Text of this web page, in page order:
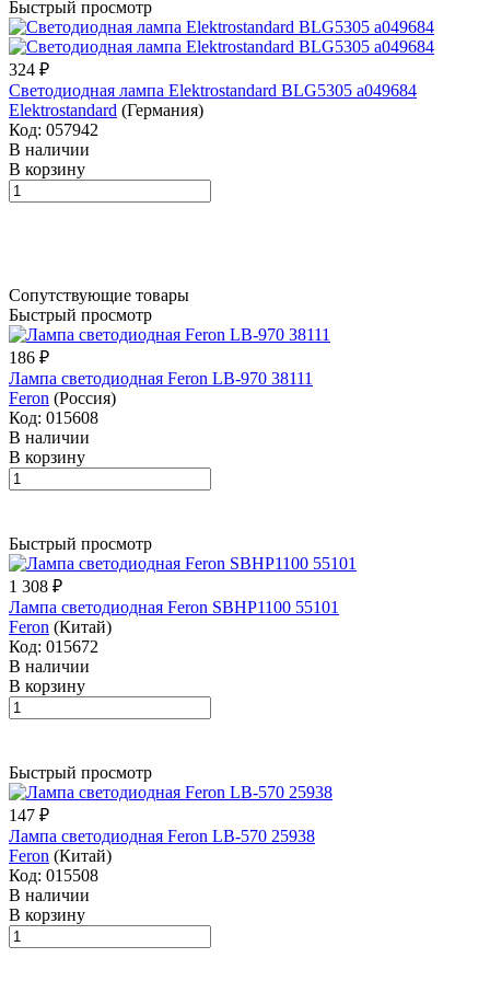
Быстрый просмотр
324 ₽
Светодиодная лампа Elektrostandard BLG5305 a049684
Elektrostandard (Германия)
Код: 057942
В наличии
В корзину
Сопутствующие товары
Быстрый просмотр
186 ₽
Лампа светодиодная Feron LB-970 38111
Feron (Россия)
Код: 015608
В наличии
В корзину
Быстрый просмотр
1 308 ₽
Лампа светодиодная Feron SBHP1100 55101
Feron (Китай)
Код: 015672
В наличии
В корзину
Быстрый просмотр
147 ₽
Лампа светодиодная Feron LB-570 25938
Feron (Китай)
Код: 015508
В наличии
В корзину